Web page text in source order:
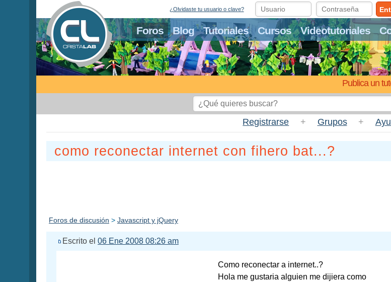
Foros Blog Tutoriales Cursos Videotutoriales
Publica un
¿Olvidaste tu usuario o clave?
Registrarse + Grupos +
como reconectar internet con fihero bat...?
Foros de discusión > Javascript y jQuery
Escrito el 06 Ene 2008 08:26 am
Como reconectar a internet..?
Hola me gustaria alguien me dijiera como